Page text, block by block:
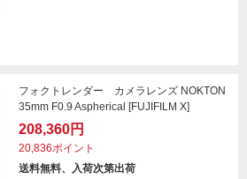
フォクトレンダー カメラレンズ NOKTON
35mm F0.9 Aspherical [FUJIFILM X]
208,360円
20,836ポイント
送料無料、入荷次第出荷